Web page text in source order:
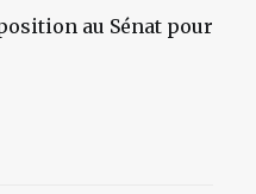
au Sénat pour